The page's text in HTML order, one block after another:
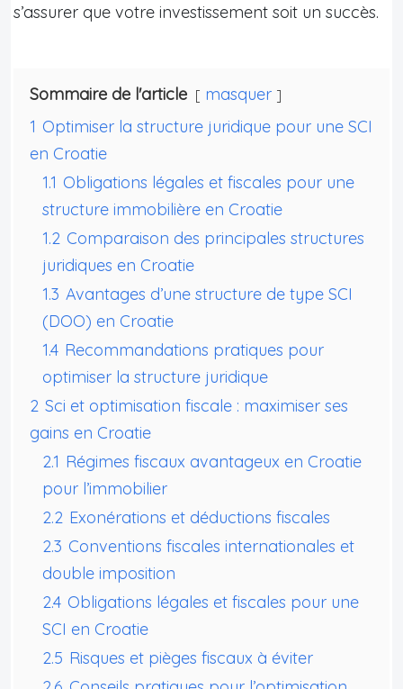
s’assurer que votre investissement soit un succès.
Sommaire de l'article
masquer
1 Optimiser la structure juridique pour une SCI
en Croatie
1.1 Obligations légales et fiscales pour une
structure immobilière en Croatie
1.2 Comparaison des principales structures
juridiques en Croatie
1.3 Avantages d’une structure de type SCI
(DOO) en Croatie
1.4 Recommandations pratiques pour
optimiser la structure juridique
2 Sci et optimisation fiscale : maximiser ses
gains en Croatie
2.1 Régimes fiscaux avantageux en Croatie
pour l’immobilier
2.2 Exonérations et déductions fiscales
2.3 Conventions fiscales internationales et
double imposition
2.4 Obligations légales et fiscales pour une
SCI en Croatie
2.5 Risques et pièges fiscaux à éviter